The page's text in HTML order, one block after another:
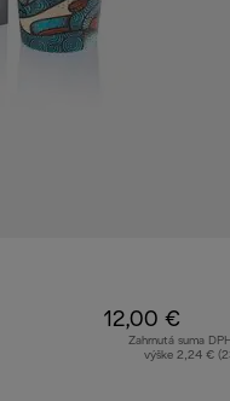
12,00 €
Zahrnutá suma
výške 2,24 €